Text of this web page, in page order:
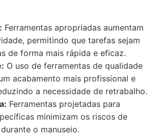
Ferramentas apropriadas aumentam
permitindo que tarefas sejam
de forma mais rápida e eficaz.
O uso de ferramentas de qualidade
acabamento mais profissional e
a necessidade de retrabalho.
Ferramentas projetadas para
minimizam os riscos de
o manuseio.